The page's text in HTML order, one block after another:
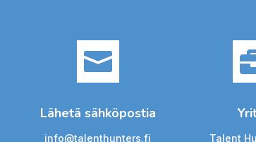

Lähetä sähköpostia
info@talenthunters.fi Talent